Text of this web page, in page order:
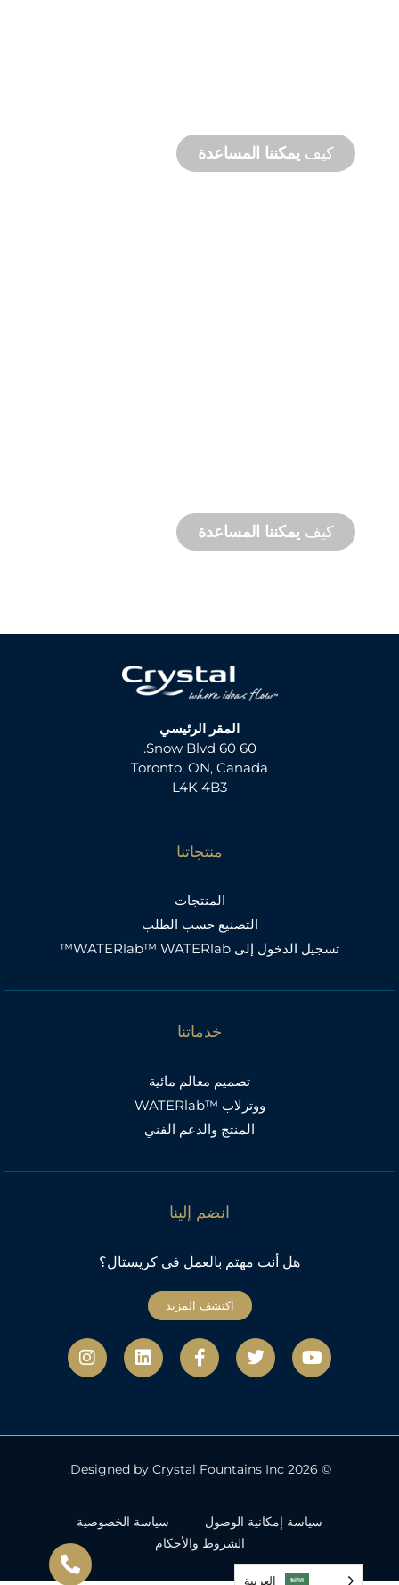
كيف يمكننا المساعدة
كيف يمكننا المساعدة
المقر الرئيسي
60 60 Snow Blvd.
Toronto, ON, Canada
L4K 4B3
منتجاتنا
المنتجات
التصنيع حسب الطلب
تسجيل الدخول إلى WATERlab™ WATERlab™
خدماتنا
تصميم معالم مائية
ووترلاب ™WATERlab
المنتج والدعم الفني
انضم إلينا
هل أنت مهتم بالعمل في كريستال؟
اكتشف المزيد
ي
و
ت
ب
ت
و
ي
ف
ي
س
ك
ف
ل
ي
ن
إ
ا
ن
س
ر
م
© 2026 Designed by Crystal Fountains Inc.
سياسة إمكانية الوصول
سياسة الخصوصية
الشروط والأحكام
العربية‏